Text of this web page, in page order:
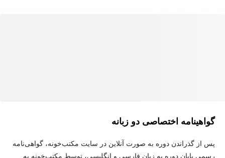
گواهینامه اختصاصی دو زبانه
پس از گذراندن دوره به صورت آنلاین در سایت مکتب‌خونه، گواهی‌نامه
رسمی پایان دوره به زبان فارسی و انگلیسی، توسط مکتب‌خونه به